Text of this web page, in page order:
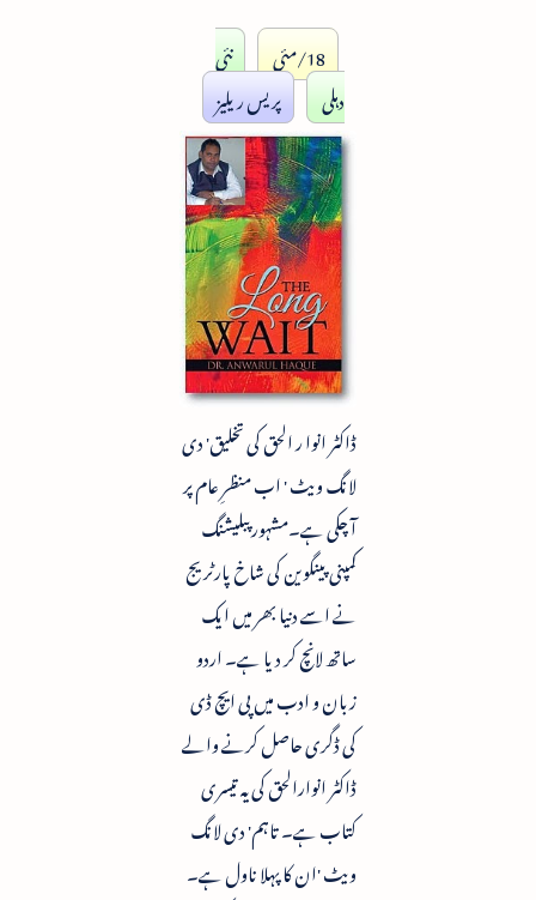
18/مئی
نئی
دہلی
پریس ریلیز
ڈاکٹر انوا ر الحق کی تخلیق' دی
لانگ ویٹ ' اب منظرِ عام پر
آ چکی ہے۔مشہور پبلیشنگ
کمپنی پینگوین کی شاخ پارٹریج
نے اسے دنیا بھر میں ایک
ساتھ لانچ کر دیا ہے۔ اردو
زبان و ادب میں پی ایچ ڈی
کی ڈگری حاصل کرنے والے
ڈاکٹر انوارالحق کی یہ تیسری
کتاب ہے۔ تاہم' دی لانگ
ویٹ 'ان کا پہلا ناول ہے۔